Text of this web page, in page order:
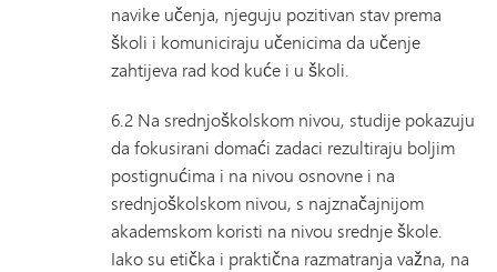
navike učenja, njeguju pozitivan stav prema
školi i komuniciraju učenicima da učenje
zahtijeva rad kod kuće i u školi.
6.2 Na srednjoškolskom nivou, studije pokazuju
da fokusirani domaći zadaci rezultiraju boljim
postignućima i na nivou osnovne i na
srednjoškolskom nivou, s najznačajnijom
akademskom koristi na nivou srednje škole.
Iako su etička i praktična razmatranja važna, na